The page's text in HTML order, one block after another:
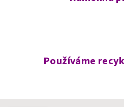
Používáme